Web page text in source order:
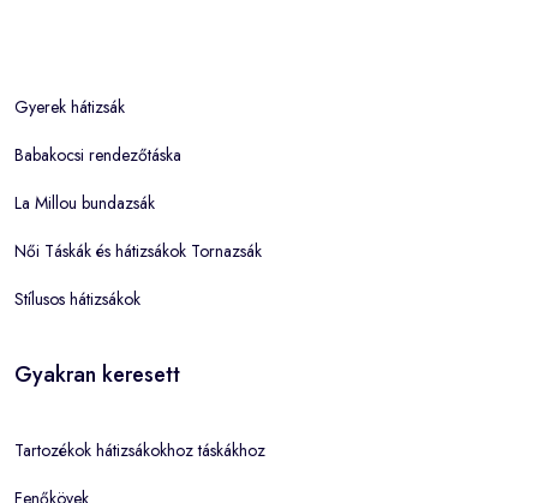
Gyerek hátizsák
Babakocsi rendezőtáska
La Millou bundazsák
Női Táskák és hátizsákok Tornazsák
Stílusos hátizsákok
Gyakran keresett
Tartozékok hátizsákokhoz táskákhoz
Fenőkövek